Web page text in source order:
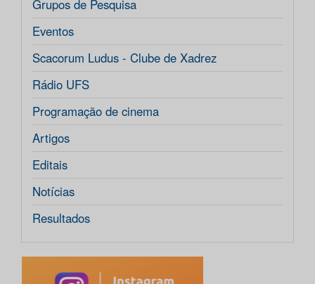
Grupos de Pesquisa
Eventos
Scacorum Ludus - Clube de Xadrez
Rádio UFS
Programação de cinema
Artigos
Editais
Notícias
Resultados